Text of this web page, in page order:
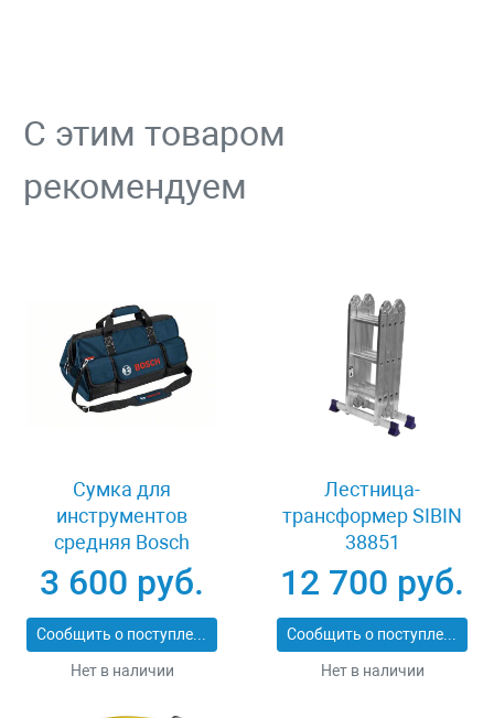
С этим товаром
рекомендуем
Сумка для
инструментов
средняя Bosch
Professional
1600A003BJ
3 600 руб.
Сообщить о поступлении
Нет в наличии
Лестница-
трансформер SIBIN
38851
12 700 руб.
Сообщить о поступлении
Нет в наличии